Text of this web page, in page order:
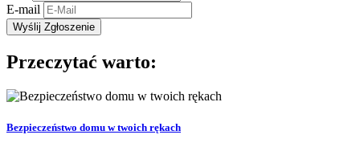
E-mail
Przeczytać warto:
Bezpieczeństwo domu w twoich rękach